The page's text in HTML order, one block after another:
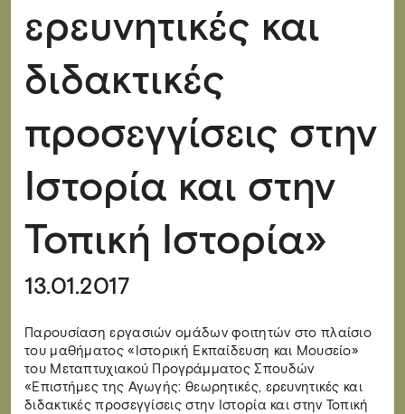
ερευνητικές και
διδακτικές
προσεγγίσεις στην
Ιστορία και στην
Τοπική Ιστορία»
13.01.2017
Παρουσίαση εργασιών ομάδων φοιτητών στο πλαίσιο
του μαθήματος «Ιστορική Εκπαίδευση και Μουσείο»
του Μεταπτυχιακού Προγράμματος Σπουδών
«Επιστήμες της Αγωγής: θεωρητικές, ερευνητικές και
διδακτικές προσεγγίσεις στην Ιστορία και στην Τοπική